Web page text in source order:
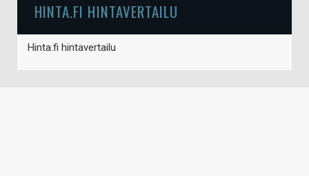
HINTA.FI HINTAVERTAILU
Hinta.fi hintavertailu